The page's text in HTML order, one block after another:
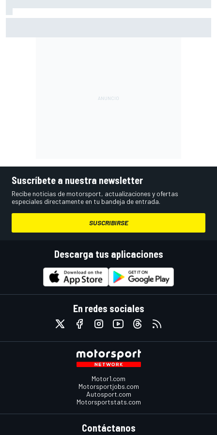
Suscríbete a nuestra newsletter
Recibe noticias de motorsport, actualizaciones y ofertas
especiales directamente en tu bandeja de entrada.
SUSCRIBIRSE
Descarga tus aplicaciones
En redes sociales
Motor1.com
Motorsportjobs.com
Autosport.com
Motorsportstats.com
Contáctanos